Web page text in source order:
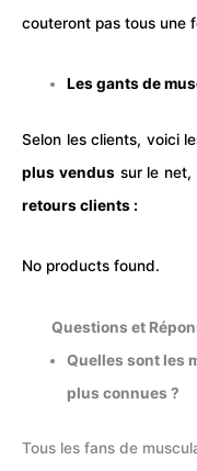
couteront pas tous une
Les gants de
Selon les clients, voici
plus vendussur le net,
retours clients :
No products found.
Questions et
Quelles sont les
plus connues ?
Tous les fans de